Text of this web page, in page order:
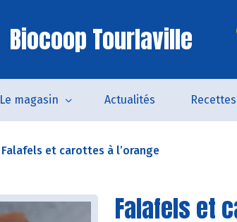
Biocoop Tourlaville
Le magasin Actualités Recettes
Falafels et carottes à l’orange
Falafels et